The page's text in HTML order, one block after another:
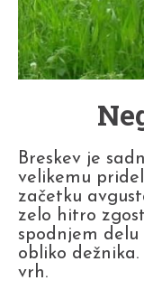
Breskev je
velikemu
začetku
zelo hitro
spodnjem
obliko
vrh.